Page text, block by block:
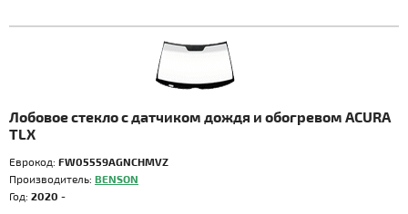
Лобовое стекло с датчиком дождя и обогревом ACURA
TLX
Еврокод: FW05559AGNCHMVZ
Производитель: BENSON
Год: 2020 -